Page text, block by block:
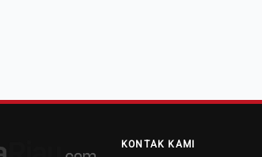
KONTAK KAMI